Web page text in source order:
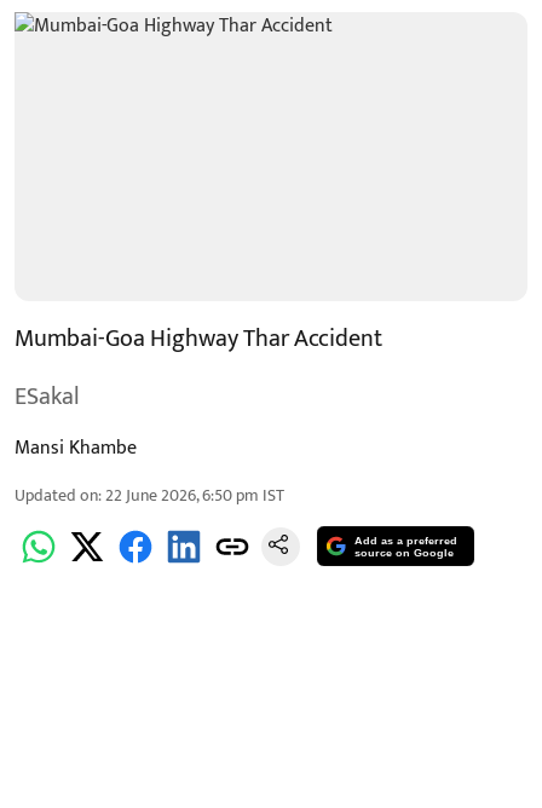
Mumbai-Goa Highway Thar Accident
ESakal
Mansi Khambe
Updated on:22 June 2026, 6:50 pm IST
Add as a preferred
source on Google